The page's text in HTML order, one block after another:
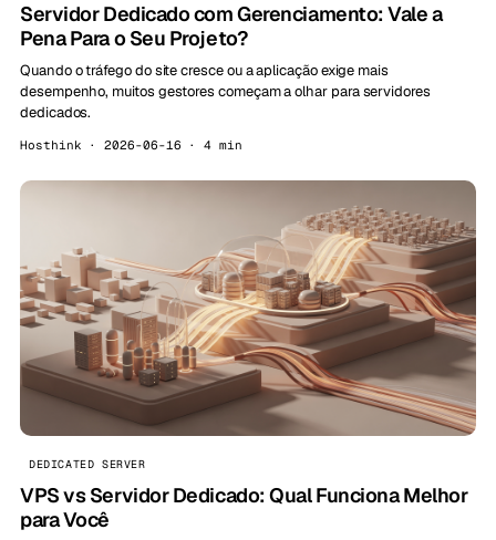
Servidor Dedicado com Gerenciamento: Vale a
Pena Para o Seu Projeto?
Quando o tráfego do site cresce ou a aplicação exige mais
desempenho, muitos gestores começam a olhar para servidores
dedicados.
Hosthink · 2026-06-16 · 4 min
DEDICATED SERVER
VPS vs Servidor Dedicado: Qual Funciona Melhor
para Você